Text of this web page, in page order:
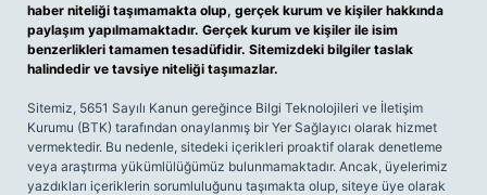
haber niteliği taşımamakta olup, gerçek kurum ve kişiler hakkında
paylaşım yapılmamaktadır. Gerçek kurum ve kişiler ile isim
benzerlikleri tamamen tesadüfidir. Sitemizdeki bilgiler taslak
halindedir ve tavsiye niteliği taşımazlar.
Sitemiz, 5651 Sayılı Kanun gereğince Bilgi Teknolojileri ve İletişim
Kurumu (BTK) tarafından onaylanmış bir Yer Sağlayıcı olarak hizmet
vermektedir. Bu nedenle, sitedeki içerikleri proaktif olarak denetleme
veya araştırma yükümlülüğümüz bulunmamaktadır. Ancak, üyelerimiz
yazdıkları içeriklerin sorumluluğunu taşımakta olup, siteye üye olarak